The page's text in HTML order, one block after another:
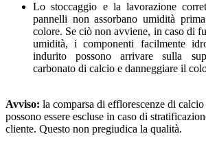
Lo stoccaggio e la lavorazione
pannelli non assorbano umidità
colore. Se ciò non avviene, in caso di
umidità, i componenti facilmente
indurito possono arrivare sulla
carbonato di calcio e danneggiare il
Avviso: la comparsa di efflorescenze di
possono essere escluse in caso di
cliente. Questo non pregiudica la qualità.